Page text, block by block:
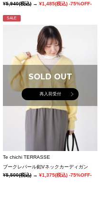
¥5,940(税込)→¥1,485(税込) -75%OFF-
SALE
SOLD OUT
再入荷受付
Te chichi TERRASSE
ブークレパール釦Vネックカーディガン
¥5,500(税込)→¥1,375(税込) -75%OFF-